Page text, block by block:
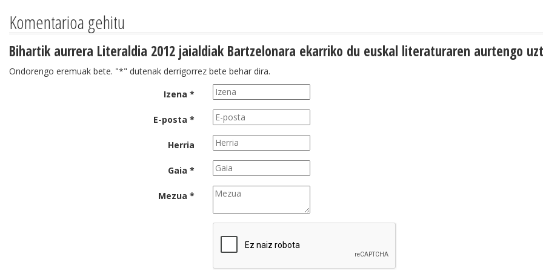
Komentarioa gehitu
Bihartik aurrera Literaldia 2012 jaialdiak Bartzelonara ekarriko du euskal literaturaren aurtengo
Ondorengo eremuak bete. "*" dutenak derrigorrez bete behar dira.
Izena *
E-posta *
Herria
Gaia *
Mezua *